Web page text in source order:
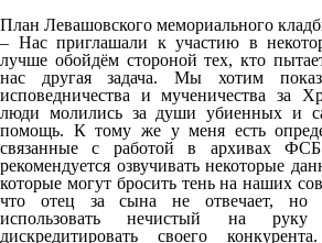
План Левашовского мемориального
– Нас приглашали к участию в
лучше обойдём стороной тех, кто
нас другая задача. Мы хотим
исповедничества и мученичества за
люди молились за души убиенных и
помощь. К тому же у меня есть
связанные с работой в архивах
рекомендуется озвучивать некоторые
которые могут бросить тень на наших
что отец за сына не отвечает, но
использовать нечистый на
дискредитировать своего